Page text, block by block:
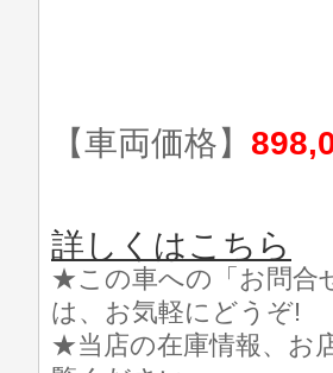
【車両価格】
詳しくはこちら
★この車への「お問合
は、お気軽にどうぞ!
★当店の在庫情報、お